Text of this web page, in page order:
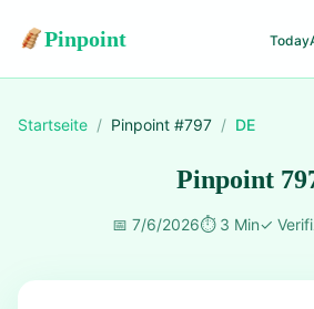
Pinpoint Today
Startseite / Pinpoint #797 / DE
Pinpoint
📅 7/6/2026⏱️ 3 Min✓